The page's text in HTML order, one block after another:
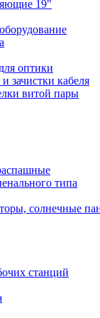
19"
оптики
зачистки кабеля
витой пары
типа
солнечные
станций